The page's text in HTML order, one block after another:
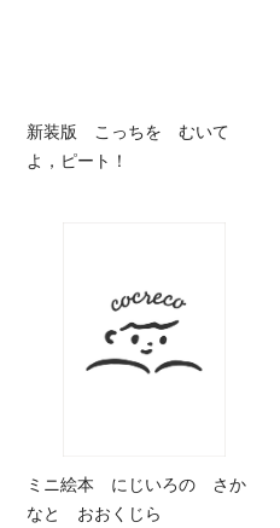
新装版 こっちを むいて
よ，ピート！
ミニ絵本 にじいろの さか
なと おおくじら